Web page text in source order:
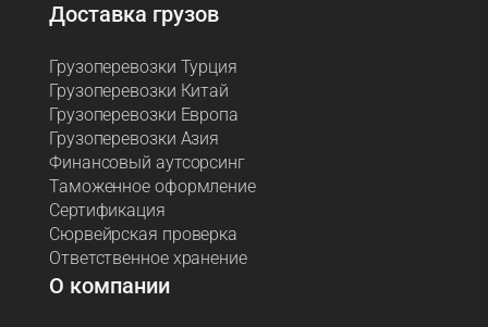
Доставка грузов
Грузоперевозки Турция
Грузоперевозки Китай
Грузоперевозки Европа
Грузоперевозки Азия
Финансовый аутсорсинг
Таможенное оформление
Сертификация
Сюрвейрская проверка
Ответственное хранение
О компании